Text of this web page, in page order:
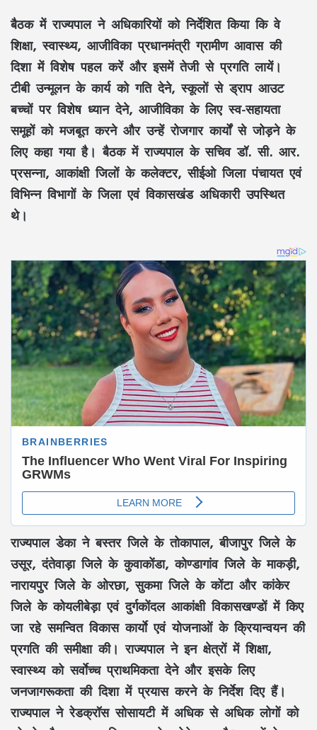
बैठक में राज्यपाल ने अधिकारियों को निर्देशित किया कि वे
शिक्षा, स्वास्थ्य, आजीविका प्रधानमंत्री ग्रामीण आवास की
दिशा में विशेष पहल करें और इसमें तेजी से प्रगति लायें।
टीबी उन्मूलन के कार्य को गति देने, स्कूलों से ड्राप आउट
बच्चों पर विशेष ध्यान देने, आजीविका के लिए स्व-सहायता
समूहों को मजबूत करने और उन्हें रोजगार कार्यों से जोड़ने के
लिए कहा गया है। बैठक में राज्यपाल के सचिव डॉ. सी. आर.
प्रसन्ना, आकांक्षी जिलों के कलेक्टर, सीईओ जिला पंचायत एवं
विभिन्न विभागों के जिला एवं विकासखंड अधिकारी उपस्थित
थे।
राज्यपाल डेका ने बस्तर जिले के तोकापाल, बीजापुर जिले के
उसूर, दंतेवाड़ा जिले के कुवाकोंडा, कोण्डागांव जिले के माकड़ी,
नारायपुर जिले के ओरछा, सुकमा जिले के कोंटा और कांकेर
जिले के कोयलीबेड़ा एवं दुर्गकोंदल आकांक्षी विकासखण्डों में किए
जा रहे समन्वित विकास कार्याे एवं योजनाओं के क्रियान्वयन की
प्रगति की समीक्षा की। राज्यपाल ने इन क्षेत्रों में शिक्षा,
स्वास्थ्य को सर्वाेच्च प्राथमिकता देने और इसके लिए
जनजागरूकता की दिशा में प्रयास करने के निर्देश दिए हैं।
राज्यपाल ने रेडक्रॉस सोसायटी में अधिक से अधिक लोगों को